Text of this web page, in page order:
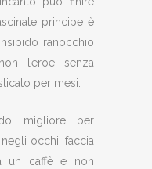
principe è
ranocchio
l’eroe senza
per mesi.
migliore per
occhi, faccia
un caffè e non